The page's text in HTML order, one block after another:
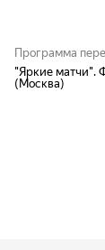
Программа
"Яркие матчи".
(Москва)